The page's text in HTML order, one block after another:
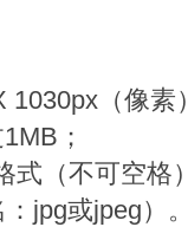
1030px（像素
；
式（不可空格
jpg或jpeg）